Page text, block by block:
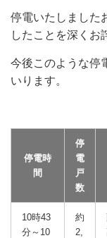
停電いたしました
したことを深くお
今後このような停
いります。
停電時
間
停
電
戸
数
10時43
分～10
約
2,